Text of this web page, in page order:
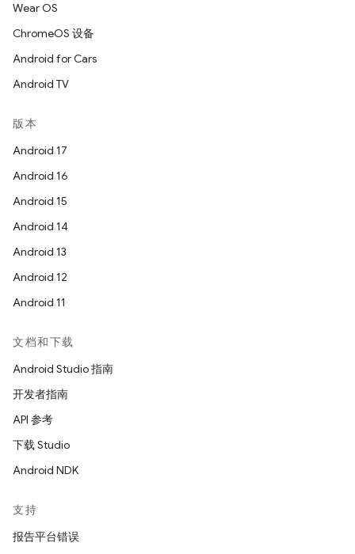
Wear OS
ChromeOS 设备
Android for Cars
Android TV
版本
Android 17
Android 16
Android 15
Android 14
Android 13
Android 12
Android 11
文档和下载
Android Studio 指南
开发者指南
API 参考
下载 Studio
Android NDK
支持
报告平台错误